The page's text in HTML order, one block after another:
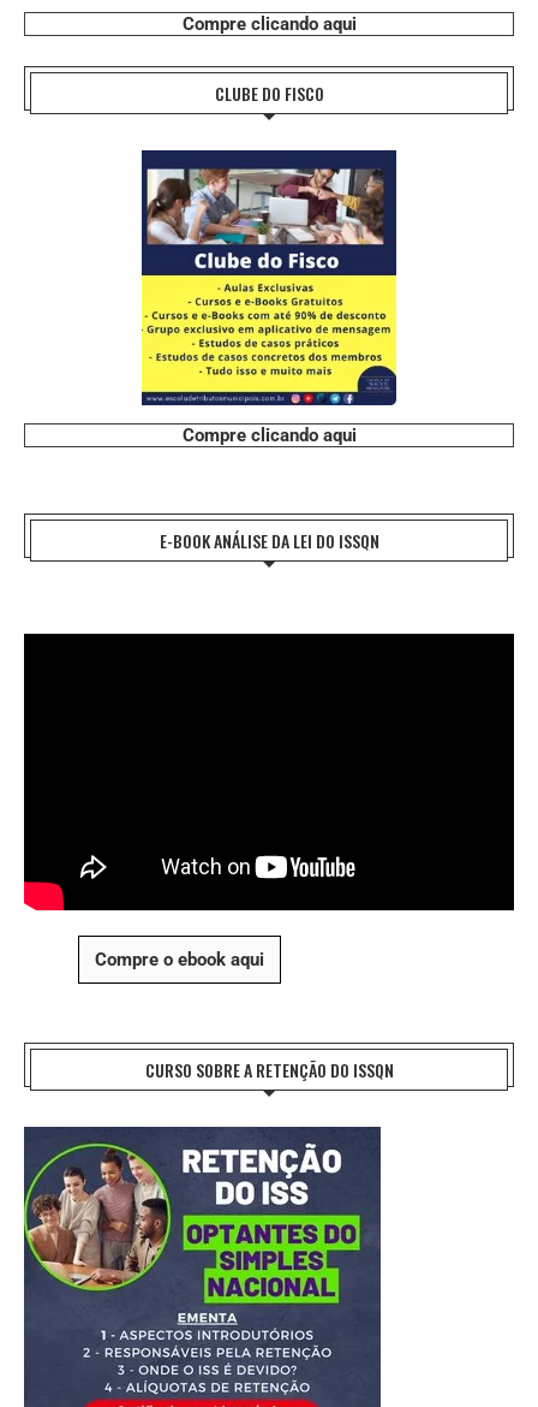
Compre clicando aqui
CLUBE DO FISCO
Compre clicando aqui
E-BOOK ANÁLISE DA LEI DO ISSQN
Compre o ebook aqui
CURSO SOBRE A RETENÇÃO DO ISSQN